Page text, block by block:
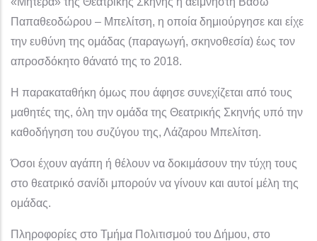
Παπαθεοδώρου – Μπελίτση, η οποία δημιούργησε και είχε
την ευθύνη της ομάδας (παραγωγή, σκηνοθεσία) έως τον
απροσδόκητο θάνατό της το 2018.
Η παρακαταθήκη όμως που άφησε συνεχίζεται από τους
μαθητές της, όλη την ομάδα της Θεατρικής Σκηνής υπό την
καθοδήγηση του συζύγου της, Λάζαρου Μπελίτση.
Όσοι έχουν αγάπη ή θέλουν να δοκιμάσουν την τύχη τους
στο θεατρικό σανίδι μπορούν να γίνουν και αυτοί μέλη της
ομάδας.
Πληροφορίες στο Τμήμα Πολιτισμού του Δήμου, στο